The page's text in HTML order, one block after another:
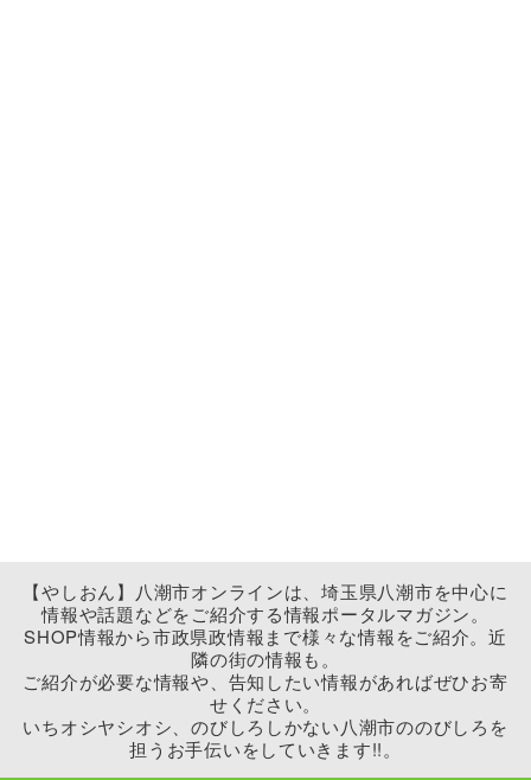
【やしおん】八潮市オンラインは、埼玉県八潮市を中心に
情報や話題などをご紹介する情報ポータルマガジン。
SHOP情報から市政県政情報まで様々な情報をご紹介。近
隣の街の情報も。
ご紹介が必要な情報や、告知したい情報があればぜひお寄
せください。
いちオシヤシオシ、のびしろしかない八潮市ののびしろを
担うお手伝いをしていきます!!。